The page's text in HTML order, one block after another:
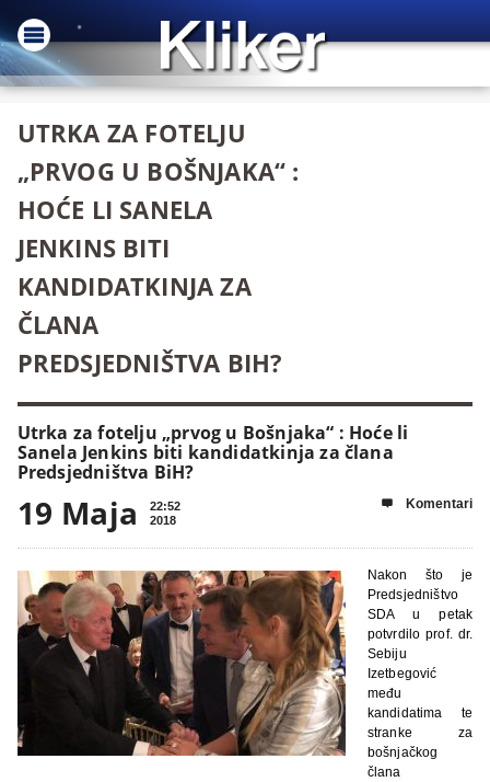
UTRKA ZA FOTELJU
„PRVOG U BOŠNJAKA“ :
HOĆE LI SANELA
JENKINS BITI
KANDIDATKINJA ZA
ČLANA
PREDSJEDNIŠTVA BIH?
Utrka za fotelju „prvog u Bošnjaka“ : Hoće li
Sanela Jenkins biti kandidatkinja za člana
Predsjedništva BiH?
19 Maja
22:52
2018
 Komentari
Nakon što je
Predsjedništvo
SDA u petak
potvrdilo prof. dr.
Sebiju
Izetbegović
među
kandidatima te
stranke za
bošnjačkog
člana